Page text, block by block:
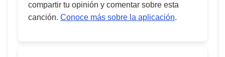
compartir tu opinión y comentar sobre esta
canción. Conoce más sobre la aplicación.